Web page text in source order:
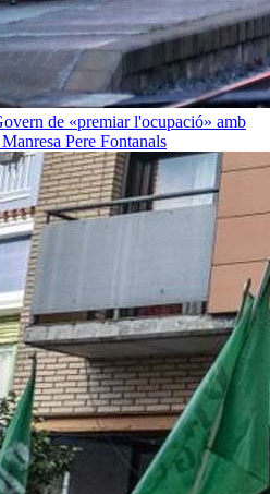
de «premiar l'ocupació» amb
Pere Fontanals